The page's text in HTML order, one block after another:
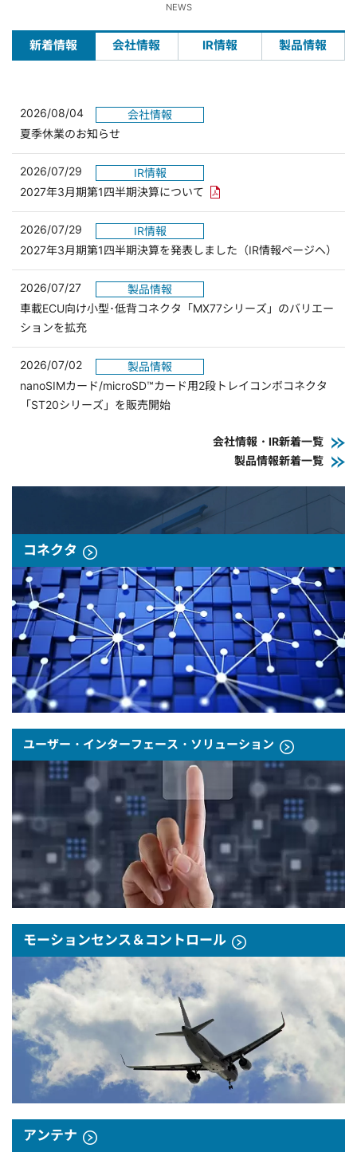
NEWS
新着情報 会社情報 IR情報 製品情報
2026/08/04
会社情報
夏季休業のお知らせ
2026/07/29
IR情報
2027年3月期第1四半期決算について PDFリンクを新しいウィンド
2026/07/29
IR情報
2027年3月期第1四半期決算を発表しました（IR情報ページへ）
2026/07/27
製品情報
車載ECU向け小型･低背コネクタ「MX77シリーズ」のバリエー
ションを拡充
2026/07/02
製品情報
nanoSIMカード/microSD™カード用2段トレイコンボコネクタ
「ST20シリーズ」を販売開始
会社情報・IR新着一覧
製品情報新着一覧
コネクタ
ユーザー・インターフェース・ソリューション
モーションセンス＆コントロール
アンテナ